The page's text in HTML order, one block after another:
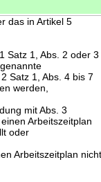
das in Artikel 5
Satz 1, Abs. 2 oder 3
Satz 1, Abs. 4 bis 7
werden,
mit Abs. 3
Arbeitszeitplan
oder
Arbeitszeitplan